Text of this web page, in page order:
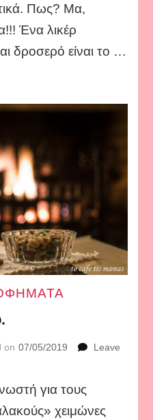
Πως? Μα,
Ένα λικέρ
δροσερό είναι το …
on 07/05/2019
Leave
για τους
χειμώνες